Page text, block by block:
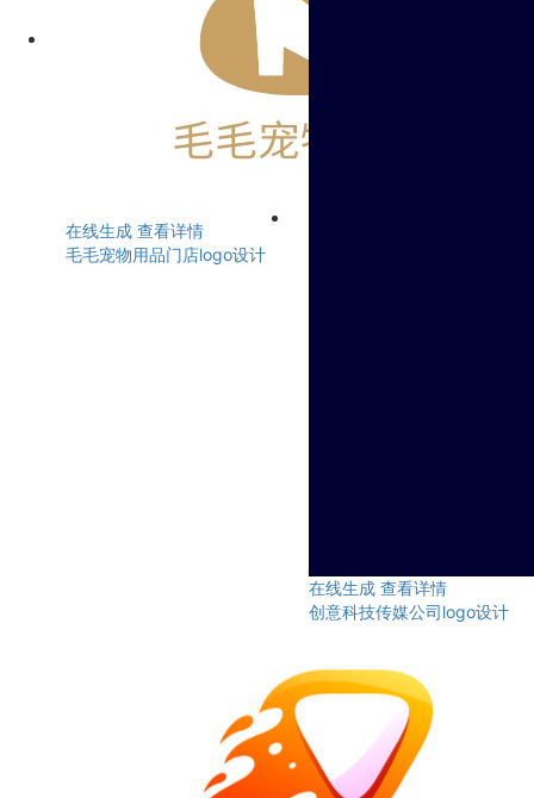
在线生成 查看详情
毛毛宠物用品门店logo设计
在线生成 查看详情
创意科技传媒公司logo设计